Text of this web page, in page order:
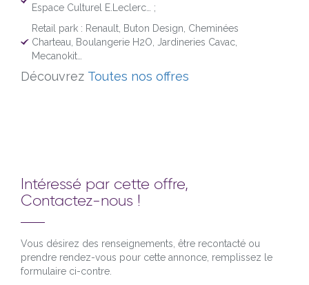
Espace Culturel E.Leclerc… ;
Retail park : Renault, Buton Design, Cheminées
Charteau,
Boulangerie H2O, Jardineries Cavac,
Mecanokit…
Découvrez Toutes nos offres
Intéressé par cette offre,
Contactez-nous !
Vous désirez des renseignements, être recontacté ou
prendre rendez-vous pour cette annonce, remplissez le
formulaire ci-contre.